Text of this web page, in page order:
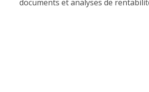
documents et analyses de